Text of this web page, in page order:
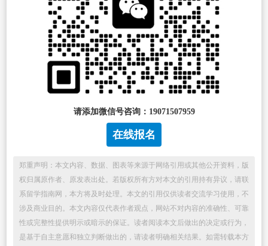
请添加微信号咨询：19071507959
在线报名
郑重声明：本文内容、数据、图表等来源于网络引用或其他公开资料，版
权归属原作者、原发表出处。若版权所有方对本文的引用持有异议，请联
系留学指南网，本方将及时处理。本文的引用仅供读者交流学习使用，不
涉及商业目的。本文内容仅代表作者观点，网站不对内容的准确性、可靠
性或完整性提供明示或暗示的保证。读者阅读本文后做出的决定或行为，
是基于自主意愿和独立判断做出的，请读者明确相关结果。如需转载本方